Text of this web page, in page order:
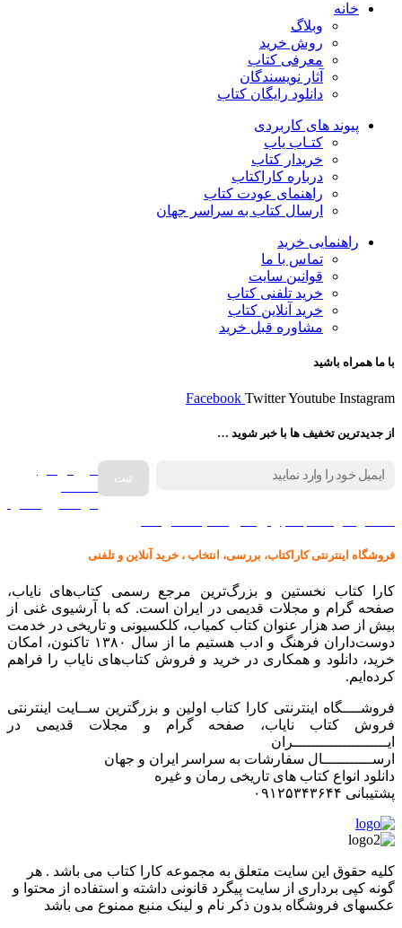
خانه
وبلاگ
روش خرید
معرفی کتاب
آثار نویسندگان
دانلود رایگان کتاب
پیوند های کاربردی
کتـاب یاب
خریدار کتاب
درباره کاراکتاب
راهنمای عودت کتاب
ارسال کتاب به سراسر جهان
راهنمایی خرید
تماس با ما
قوانین سایت
خرید تلفنی کتاب
خرید آنلاین کتاب
مشاوره قبل خرید
با ما همراه باشید
Facebook TwitterYoutube Instagram
از جدیدترین تخفیف ها با خبر شوید …
فروش انواع
فروشگاه اینترنتی کاراکتاب، بررسی، انتخاب ، خرید آنلاین و تلفنی
کارا کتاب نخستین و بزرگ‌ترین مرجع رسمی کتاب‌های نایاب،
صفحه گرام و مجلات قدیمی در ایران است. که با آرشیوی غنی از
بیش از صد هزار عنوان کتاب کمیاب، کلکسیونی و تاریخی در خدمت
دوست‌داران فرهنگ و ادب هستیم ما از سال ۱۳۸۰ تاکنون، امکان
خرید، دانلود و همکاری در خرید و فروش کتاب‌های نایاب را فراهم
کرده‌ایم.
فروشــــگاه اینترنتی کارا کتاب اولین و بزرگترین ســایت اینترنتی
فروش کتاب نایاب، صفحه گرام و مجلات قدیمی در
ایـــــــــــــــــــــران
ارســـــــــــال سفارشات به سراسر ایران و جهان
دانلود انواع کتاب های تاریخی رمان و غیره
پشتیبانی ۰۹۱۲۵۳۴۳۶۴۴
کليه حقوق اين سايت متعلق به مجموعه کارا کتاب می باشد . هر
گونه کپی برداری از سایت پیگرد قانونی داشته و استفاده از محتوا و
عکسهای فروشگاه بدون ذکر نام و لینک منبع ممنوع می باشد